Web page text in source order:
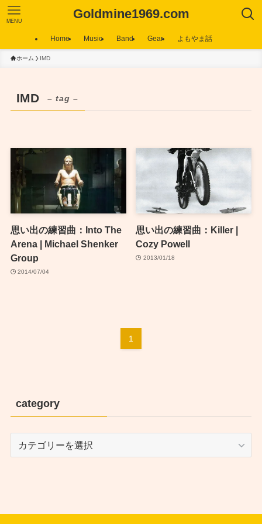
Goldmine1969.com
MENU
Home Music Band Gear よもやま話
ホーム IMD
IMD – tag –
思い出の練習曲：Into The
Arena | Michael Shenker
Group
2014/07/04
思い出の練習曲：Killer |
Cozy Powell
2013/01/18
1
category
category